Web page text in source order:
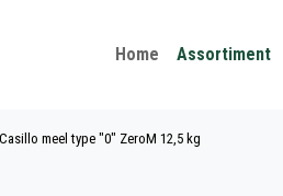
Home Assortiment
Casillo meel type "0" ZeroM 12,5 kg